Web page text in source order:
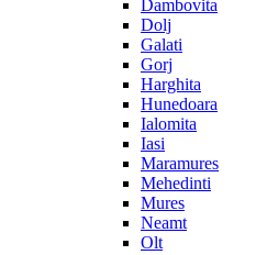
Dambovita
Dolj
Galati
Gorj
Harghita
Hunedoara
Ialomita
Iasi
Maramures
Mehedinti
Mures
Neamt
Olt